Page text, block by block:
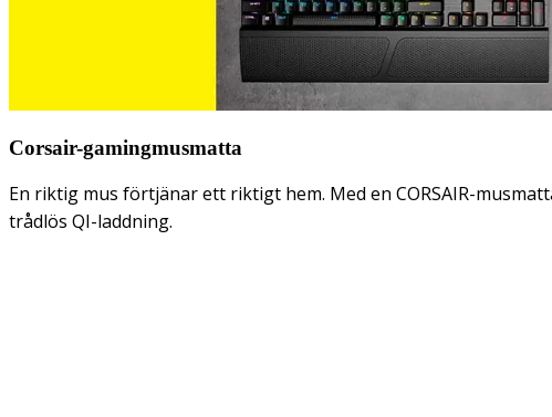
Corsair-gamingmusmatta
En riktig mus förtjänar ett riktigt hem. Med en CORSAIR-
trådlös QI-laddning.